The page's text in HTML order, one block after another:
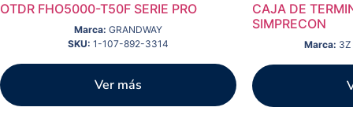
OTDR FHO5000-T50F SERIE PRO
Marca: GRANDWAY
SKU: 1-107-892-3314
Ver más
CAJA DE
SIMPRECON
Marca: 3Z